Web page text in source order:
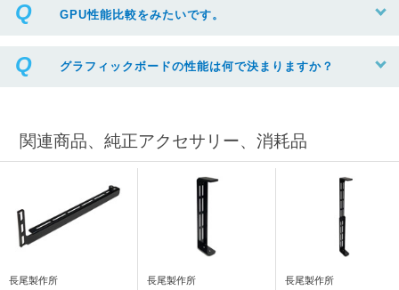
GPU性能比較をみたいです。
グラフィックボードの性能は何で決まりますか？
関連商品、純正アクセサリー、消耗品
長尾製作所 長尾製作所 長尾製作所